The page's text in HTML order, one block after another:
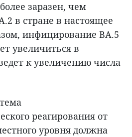
заразен, чем
в стране в настоящее
инфицирование BA.5
увеличиться в
к увеличению числа
реагирования от
уровня должна